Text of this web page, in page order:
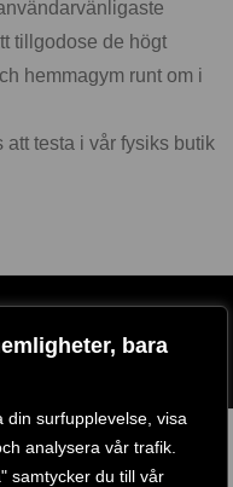
bara
surfupplevelse, visa
analysera vår trafik.
samtycker du till vår
tillgodose de högt
hemmagym runt om i
att testa i vår fysiks butik
TOOLS